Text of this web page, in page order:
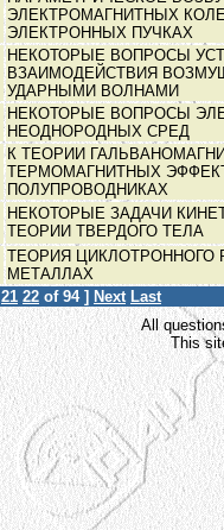
ЭЛЕКТРОМАГНИТНЫХ
ЭЛЕКТРОННЫХ ПУЧКАХ
НЕКОТОРЫЕ ВОПРОСЫ
ВЗАИМОДЕЙСТВИЯ
УДАРНЫМИ ВОЛНАМИ
НЕКОТОРЫЕ ВОПРОСЫ
НЕОДНОРОДНЫХ СРЕД
К ТЕОРИИ
ТЕРМОМАГНИТНЫХ
ПОЛУПРОВОДНИКАХ
НЕКОТОРЫЕ ЗАДАЧИ
ТЕОРИИ ТВЕРДОГО ТЕЛА
ТЕОРИЯ ЦИКЛОТРОННОГО
МЕТАЛЛАХ
21 22 of 94 ] Next Last
All
This